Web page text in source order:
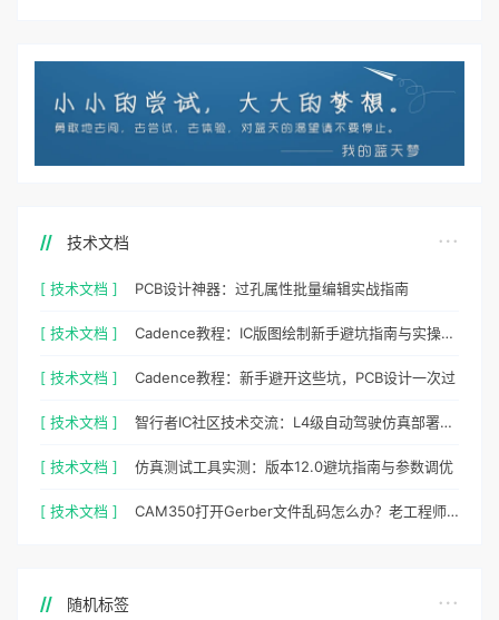
技术文档
[ 技术文档 ] PCB设计神器：过孔属性批量编辑实战指南
[ 技术文档 ] Cadence教程：IC版图绘制新手避坑指南与实操细节
[ 技术文档 ] Cadence教程：新手避开这些坑，PCB设计一次过
[ 技术文档 ] 智行者IC社区技术交流：L4级自动驾驶仿真部署实操指南
[ 技术文档 ] 仿真测试工具实测：版本12.0避坑指南与参数调优
[ 技术文档 ] CAM350打开Gerber文件乱码怎么办？老工程师实测避坑指南
随机标签